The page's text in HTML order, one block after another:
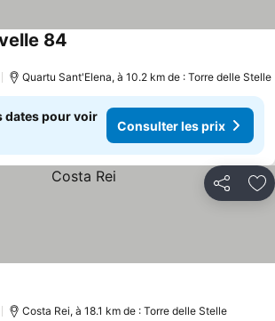
84
Quartu Sant'Elena, à 10.2 km de : Torre delle Stelle
dates pour voir
Consulter les prix
Partager
Costa Rei, à 18.1 km de : Torre delle Stelle